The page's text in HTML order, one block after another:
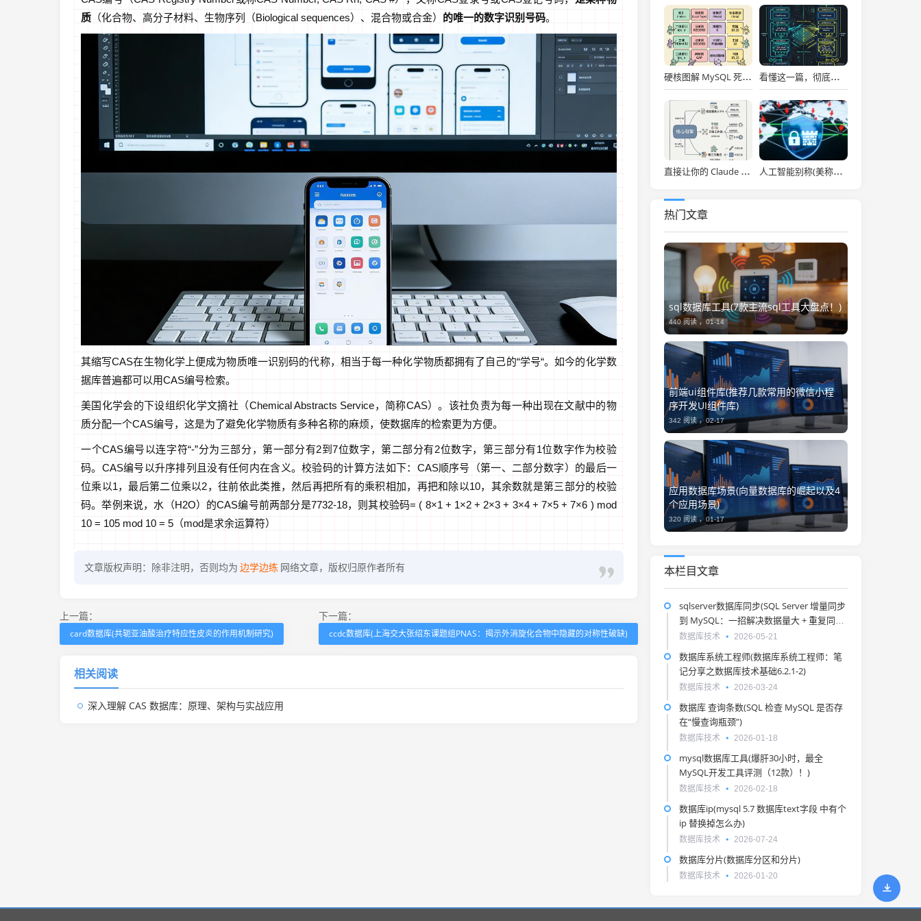
质 （化合物、高分子材料、生物序列（Biological sequences）、混合物或合金） 的唯一的数字识别号码。
其缩写CAS在生物化学上便成为物质唯一识别码的代称，相当于每一种化学物质都拥有了自己的“学号“。如今的化学数
据库普遍都可以用CAS编号检索。
美国化学会的下设组织化学文摘社（Chemical Abstracts Service，简称CAS）。该社负责为每一种出现在文献中的物
质分配一个CAS编号，这是为了避免化学物质有多种名称的麻烦，使数据库的检索更为方便。
一个CAS编号以连字符“-”分为三部分，第一部分有2到7位数字，第二部分有2位数字，第三部分有1位数字作为校验
码。CAS编号以升序排列且没有任何内在含义。校验码的计算方法如下：CAS顺序号（第一、二部分数字）的最后一
位乘以1，最后第二位乘以2，往前依此类推，然后再把所有的乘积相加，再把和除以10，其余数就是第三部分的校验
码。举例来说，水（H2O）的CAS编号前两部分是7732-18，则其校验码= ( 8×1 + 1×2 + 2×3 + 3×4 + 7×5 + 7×6 ) mod
10 = 105 mod 10 = 5（mod是求余运算符）
文章版权声明：除非注明，否则均为 边学边练 网络文章，版权归原作者所有
上一篇：
card数据库(共轭亚油酸治疗特应性皮炎的作用机制研究)
下一篇：
ccdc数据库(上海交大张绍东课题组PNAS：揭示外消旋化合物中隐藏的对称性破缺)
相关阅读
深入理解 CAS 数据库：原理、架构与实战应用
硬核图解 MySQL 死锁：为什么两个看似不冲突的 Update 和 Insert 会掐死对方？ 看懂这一篇，彻底通关大模型底层！图解 Transformer 核心架构与自注意力机制！
直接让你的 Claude Code 效率拉满，Anthropic 官方神级插件开源了！ 人工智能别称(美称中国一人工智能企业违反美出口管制 外交部：中方已多次表明原则立场)
热门文章
sql数据库工具(7款主流sql工具大盘点！)
440 阅读 ，01-14
前端ui组件库(推荐几款常用的微信小程
序开发UI组件库)
342 阅读 ，02-17
应用数据库场景(向量数据库的崛起以及4
个应用场景)
320 阅读 ，01-17
本栏目文章
sqlserver数据库同步(SQL Server 增量同步
到 MySQL：一招解决数据量大 + 重复同步
问题)
数据库技术 2026-05-21
数据库系统工程师(数据库系统工程师：笔
记分享之数据库技术基础6.2.1-2)
数据库技术 2026-03-24
数据库 查询条数(SQL 检查 MySQL 是否存
在“慢查询瓶颈”)
数据库技术 2026-01-18
mysql数据库工具(爆肝30小时，最全
MySQL开发工具评测（12款）！)
数据库技术 2026-02-18
数据库ip(mysql 5.7 数据库text字段 中有个
ip 替换掉怎么办)
数据库技术 2026-07-24
数据库分片(数据库分区和分片)
数据库技术 2026-01-20